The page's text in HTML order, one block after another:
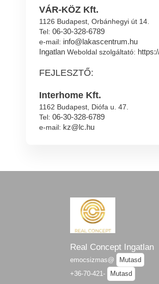
VÁR-KÖZ Kft.
1126 Budapest, Orbánhegyi út 14.
Tel: 06-30-328-6789
e-mail: info@lakascentrum.hu
IngatlanWeboldal szolgáltató:
FEJLESZTŐ:
Interhome Kft.
1162 Budapest, Diófa u. 47.
Tel: 06-30-328-6789
e-mail: kz@lc.hu
Real Concept Ingatlan
emocsizmas@
Mutasd
+36-70-421-
Mutasd